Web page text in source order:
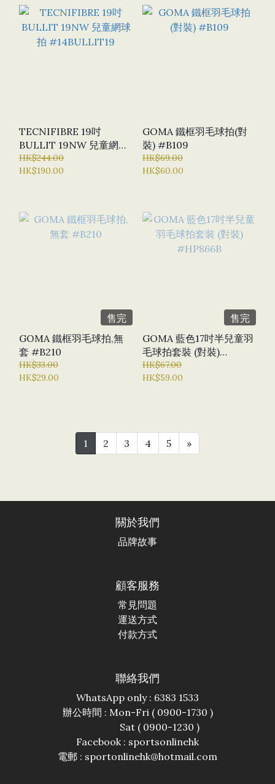
TECNIFIBRE 19吋
BULLIT 19NW 兒童網球
拍 #14BULLIT19
HK$244.00
HK$190.00
GOMA 鐵框羽毛球拍(對
裝) #B109
HK$69.00
HK$60.00
售完
GOMA 鐵框羽毛球拍,無
套 #B210
HK$33.00
HK$29.00
售完
GOMA 藍色17吋半兒童羽
毛球拍套裝 (對裝)
#HP866B
HK$67.00
HK$59.00
1 2 3 4 5 »
關於我們
品牌故事
顧客服務
常見問題
運送方式
付款方式
聯絡我們
WhatsApp only : 6383 1533
辦公時間 : Mon-Fri ( 0900-1730 )
Sat ( 0900-1230 )
Facebook : sportsonlinehk
電郵 : sportonlinehk@hotmail.com